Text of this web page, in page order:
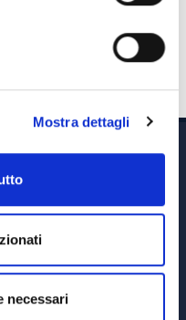
Mostra dettagli
necessari
automaticamente e